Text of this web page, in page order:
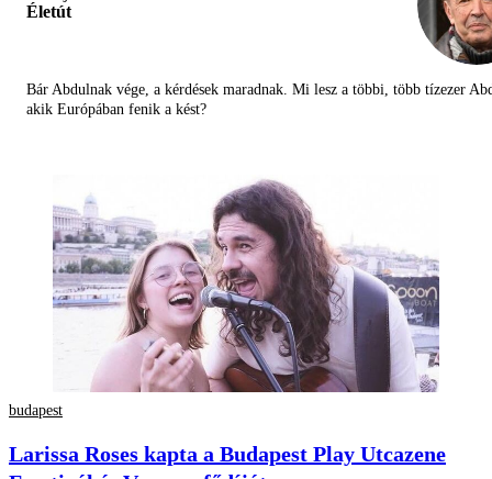
Életút
Bár Abdulnak vége, a kérdések maradnak. Mi lesz a többi, több tízezer
akik Európában fenik a kést?
budapest
Larissa Roses kapta a Budapest Play Utcazene